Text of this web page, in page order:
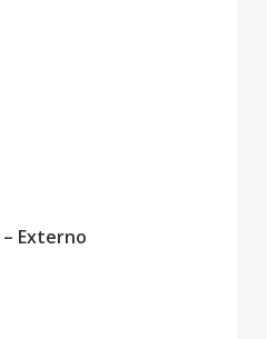
Externo